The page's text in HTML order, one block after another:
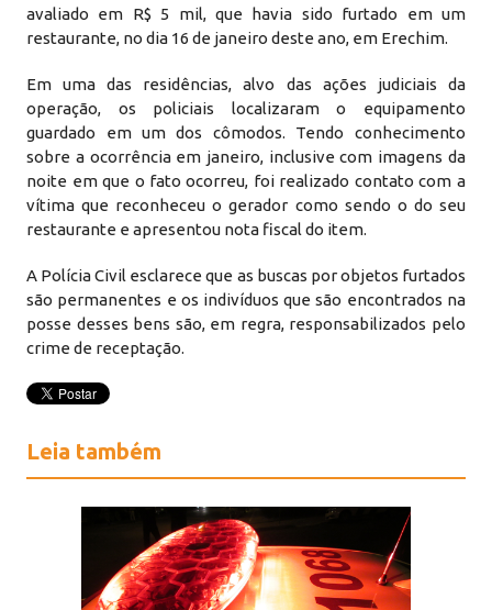
avaliado em R$ 5 mil, que havia sido furtado em um
restaurante, no dia 16 de janeiro deste ano, em Erechim.
Em uma das residências, alvo das ações judiciais da
operação, os policiais localizaram o equipamento
guardado em um dos cômodos. Tendo conhecimento
sobre a ocorrência em janeiro, inclusive com imagens da
noite em que o fato ocorreu, foi realizado contato com a
vítima que reconheceu o gerador como sendo o do seu
restaurante e apresentou nota fiscal do item.
A Polícia Civil esclarece que as buscas por objetos furtados
são permanentes e os indivíduos que são encontrados na
posse desses bens são, em regra, responsabilizados pelo
crime de receptação.
Leia também